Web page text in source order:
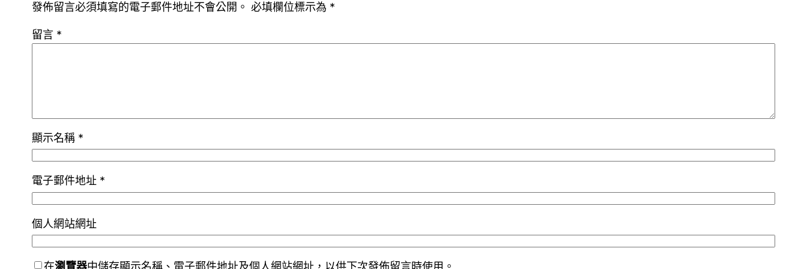
發佈留言必須填寫的電子郵件地址不會公開。 必填欄位標示為 *
留言 *
顯示名稱 *
電子郵件地址 *
個人網站網址